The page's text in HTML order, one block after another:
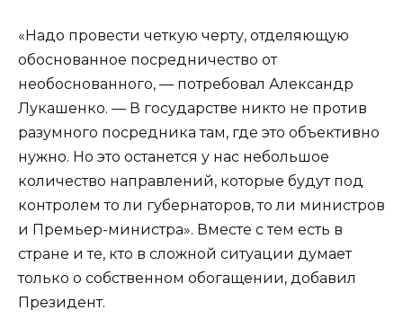
«Надо провести четкую черту, отделяющую
обоснованное посредничество от
необоснованного, — потребовал Александр
Лукашенко. — В государстве никто не против
разумного посредника там, где это объективно
нужно. Но это останется у нас небольшое
количество направлений, которые будут под
контролем то ли губернаторов, то ли министров
и Премьер-министра». Вместе с тем есть в
стране и те, кто в сложной ситуации думает
только о собственном обогащении, добавил
Президент.